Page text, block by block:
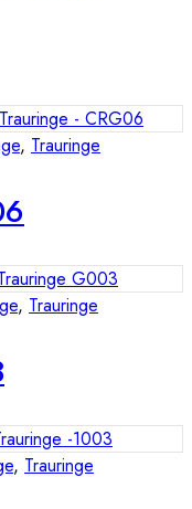
, Trauringe
, Trauringe
, Trauringe